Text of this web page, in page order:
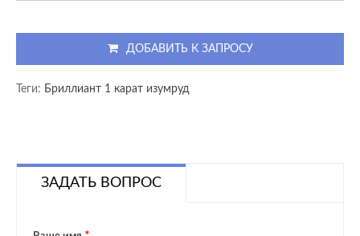
ДОБАВИТЬ К ЗАПРОСУ
Теги: Бриллиант 1 карат изумруд
ЗАДАТЬ ВОПРОС